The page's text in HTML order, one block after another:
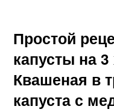
Горлодер на
Помидоры с
Простой
капусты на
Квашеная в
капуста с